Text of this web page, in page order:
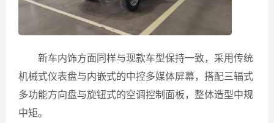
新车内饰方面同样与现款车型保持一致，采用传统
机械式仪表盘与内嵌式的中控多媒体屏幕，搭配三辐式
多功能方向盘与旋钮式的空调控制面板，整体造型中规
中矩。